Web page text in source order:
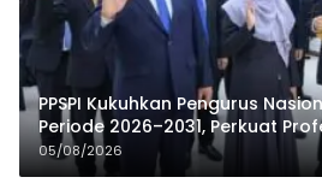
PPSPI Kukuhkan Pengurus
Periode 2026–2031, Perkuat
Publik
05/08/2026